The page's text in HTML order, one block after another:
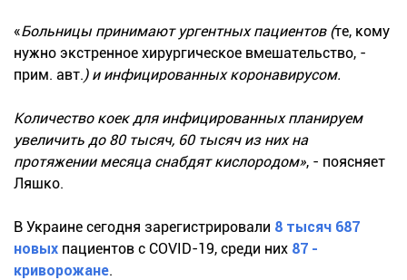
«Больницы принимают ургентных пациентов (те, кому
нужно экстренное хирургическое вмешательство, -
прим. авт.) и инфицированных коронавирусом.
Количество коек для инфицированных планируем
увеличить до 80 тысяч, 60 тысяч из них на
протяжении месяца снабдят кислородом», - поясняет
Ляшко.
В Украине сегодня зарегистрировали 8 тысяч 687
новых пациентов с COVID-19, среди них 87 -
криворожане.